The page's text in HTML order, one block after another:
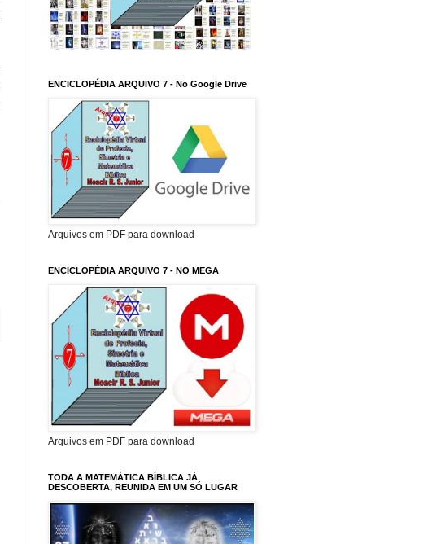
ENCICLOPÉDIA ARQUIVO 7 - No Google Drive
Arquivos em PDF para download
ENCICLOPÉDIA ARQUIVO 7 - NO MEGA
Arquivos em PDF para download
TODA A MATEMÁTICA BÍBLICA JÁ
DESCOBERTA, REUNIDA EM UM SÓ LUGAR